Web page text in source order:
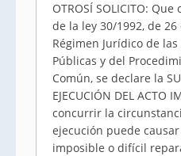
OTROSÍ SOLICITO:
de la ley 30/1992, de
Régimen Jurídico de
Públicas y del
Común, se declare la
EJECUCIÓN DEL ACTO
concurrir la
ejecución puede
imposible o difícil